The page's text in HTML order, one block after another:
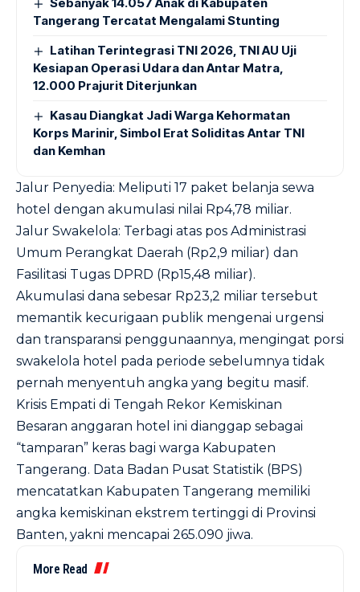
Tangerang Tercatat Mengalami Stunting
Latihan Terintegrasi TNI 2026, TNI AU Uji
Kesiapan Operasi Udara dan Antar Matra,
12.000 Prajurit Diterjunkan
Kasau Diangkat Jadi Warga Kehormatan
Korps Marinir, Simbol Erat Soliditas Antar TNI
dan Kemhan
Jalur Penyedia: Meliputi 17 paket belanja sewa
hotel dengan akumulasi nilai Rp4,78 miliar.
Jalur Swakelola: Terbagi atas pos Administrasi
Umum Perangkat Daerah (Rp2,9 miliar) dan
Fasilitasi Tugas DPRD (Rp15,48 miliar).
Akumulasi dana sebesar Rp23,2 miliar tersebut
memantik kecurigaan publik mengenai urgensi
dan transparansi penggunaannya, mengingat porsi
swakelola hotel pada periode sebelumnya tidak
pernah menyentuh angka yang begitu masif.
Krisis Empati di Tengah Rekor Kemiskinan
Besaran anggaran hotel ini dianggap sebagai
“tamparan” keras bagi warga Kabupaten
Tangerang. Data Badan Pusat Statistik (BPS)
mencatatkan Kabupaten Tangerang memiliki
angka kemiskinan ekstrem tertinggi di Provinsi
Banten, yakni mencapai 265.090 jiwa.
More Read